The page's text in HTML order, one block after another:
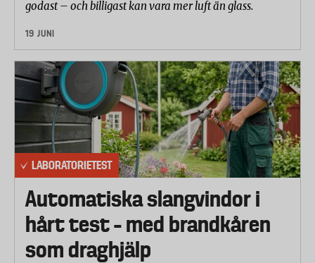
godast – och billigast kan vara mer luft än glass.
19 JUNI
LABORATORIETEST
Automatiska slangvindor i
hårt test – med brandkåren
som draghjälp